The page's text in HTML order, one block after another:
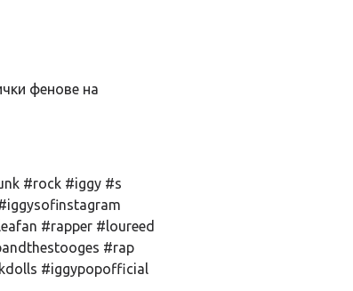
фенове на
#rock #iggy #s
#rapper #loureed
#rap
#iggypopofficial